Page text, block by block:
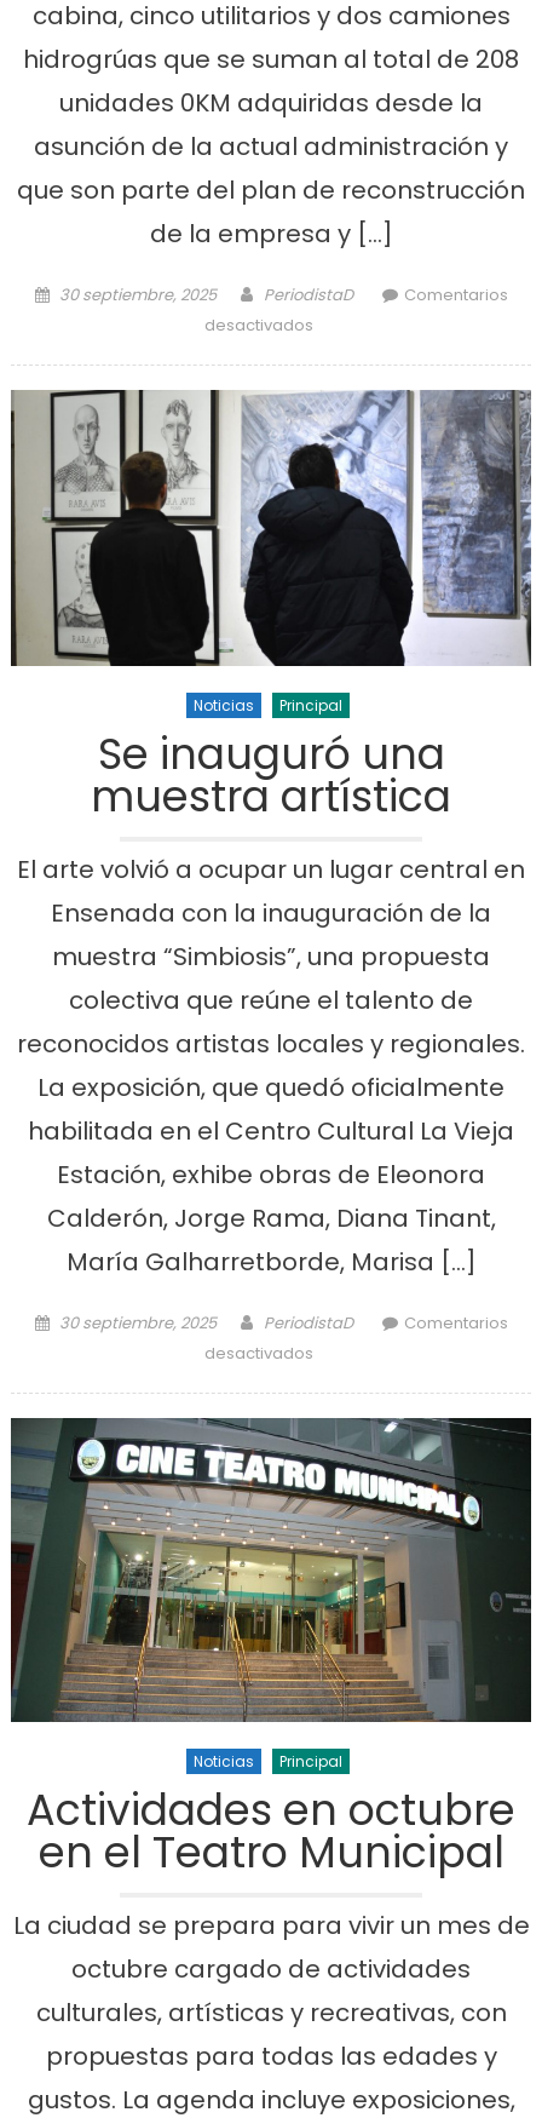
cabina, cinco utilitarios y dos camiones
hidrogrúas que se suman al total de 208
unidades 0KM adquiridas desde la
asunción de la actual administración y
que son parte del plan de reconstrucción
de la empresa y […]
Posted on
30 septiembre, 2025 Author
PeriodistaD
Comentarios
desactivados
Noticias Principal
Se inauguró una
muestra artística
El arte volvió a ocupar un lugar central en
Ensenada con la inauguración de la
muestra “Simbiosis”, una propuesta
colectiva que reúne el talento de
reconocidos artistas locales y regionales.
La exposición, que quedó oficialmente
habilitada en el Centro Cultural La Vieja
Estación, exhibe obras de Eleonora
Calderón, Jorge Rama, Diana Tinant,
María Galharretborde, Marisa […]
Posted on
30 septiembre, 2025 Author
PeriodistaD
Comentarios
desactivados
Noticias Principal
Actividades en octubre
en el Teatro Municipal
La ciudad se prepara para vivir un mes de
octubre cargado de actividades
culturales, artísticas y recreativas, con
propuestas para todas las edades y
gustos. La agenda incluye exposiciones,